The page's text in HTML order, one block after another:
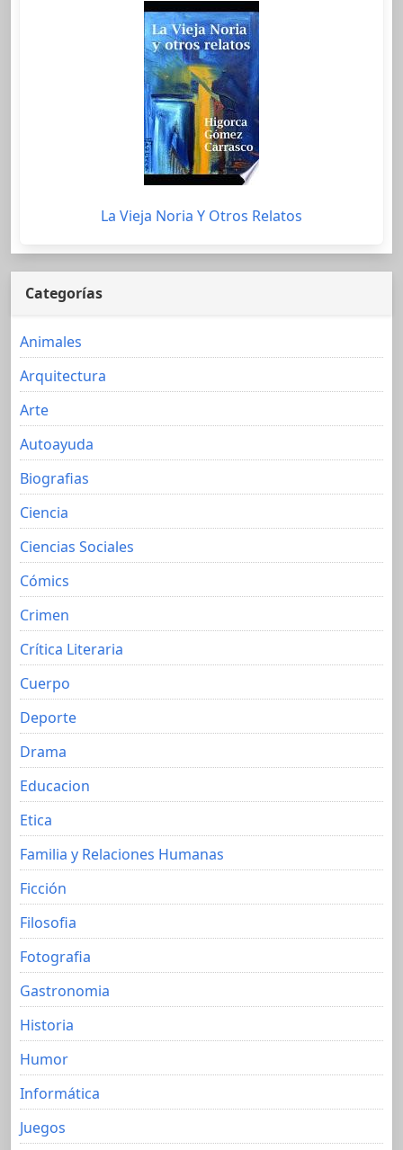
La Vieja Noria Y Otros Relatos
Categorías
Animales
Arquitectura
Arte
Autoayuda
Biografias
Ciencia
Ciencias Sociales
Cómics
Crimen
Crítica Literaria
Cuerpo
Deporte
Drama
Educacion
Etica
Familia y Relaciones Humanas
Ficción
Filosofia
Fotografia
Gastronomia
Historia
Humor
Informática
Juegos